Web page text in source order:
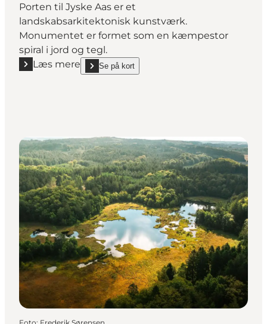
Porten til Jyske Aas er et
landskabsarkitektonisk kunstværk.
Monumentet er formet som en kæmpestor
spiral i jord og tegl.
Læs mere
Læs mere "Porten til Jyske Ås"
Se på kort
show Porten til Jyske Ås on_map